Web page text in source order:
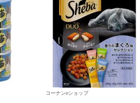
コーナンeショップ